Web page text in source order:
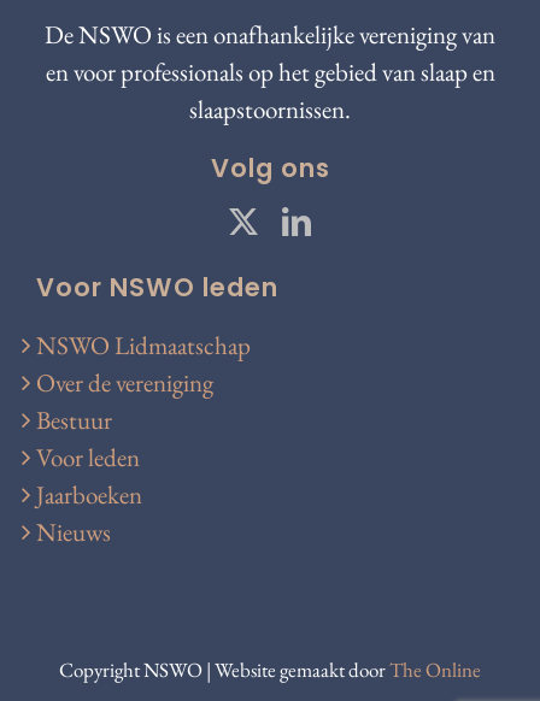
De NSWO is een onafhankelijke vereniging van
en voor professionals op het gebied van slaap en
slaapstoornissen.
Volg ons
Voor NSWO leden
NSWO Lidmaatschap
Over de vereniging
Bestuur
Voor leden
Jaarboeken
Nieuws
Copyright NSWO | Website gemaakt doorThe Online